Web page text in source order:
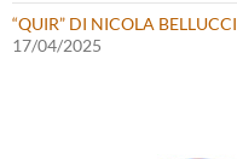
“QUIR” DI NICOLA BELLUCCI
17/04/2025